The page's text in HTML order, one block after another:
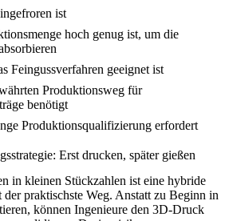
ist
hoch genug ist, um die
Feingussverfahren geeignet ist
Produktionsweg für
benötigt
Produktionsqualifizierung erfordert
Erst drucken, später gießen
in kleinen Stückzahlen ist eine hybride
praktischste Weg. Anstatt zu Beginn in
können Ingenieure den 3D-Druck